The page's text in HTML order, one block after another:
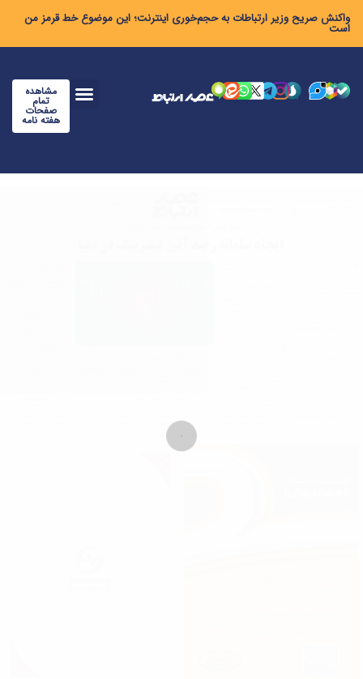
واکنش صریح وزیر ارتباطات به حجم‌خوری اینترنت؛ این موضوع خط قرمز من
است
مشاهده
تمام
صفحات
هفته نامه